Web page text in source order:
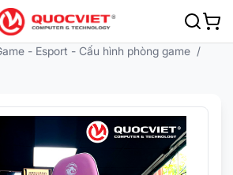
- Esport - Cấu hình phòng game /